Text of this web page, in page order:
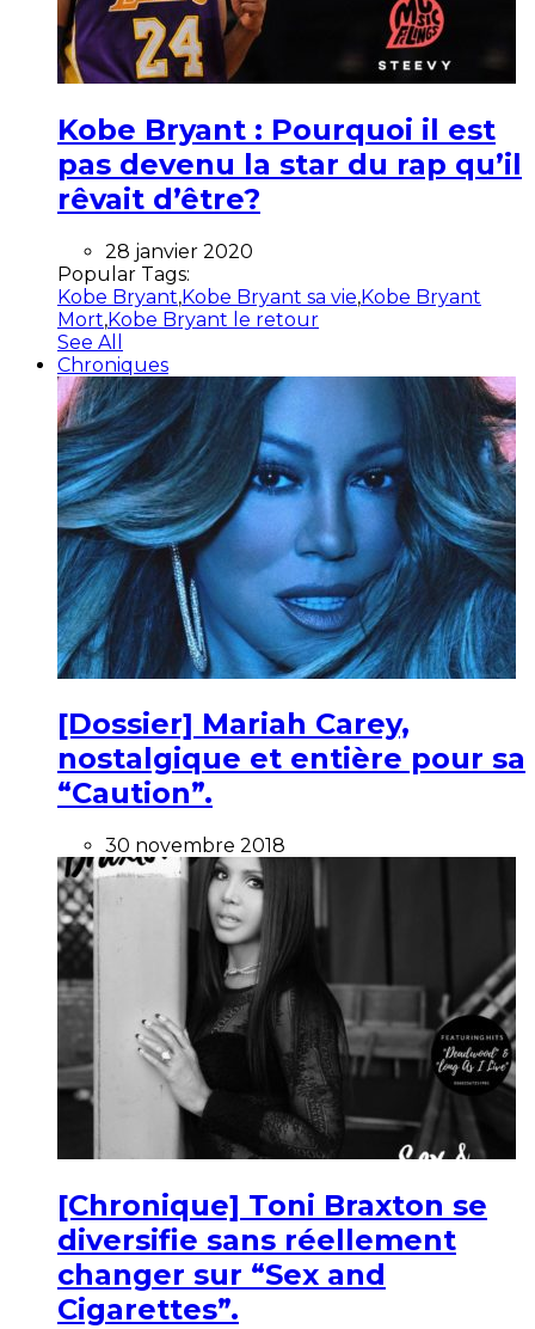
Kobe Bryant : Pourquoi il est
pas devenu la star du rap qu’il
rêvait d’être?
28 janvier 2020
Popular Tags:
Kobe Bryant,Kobe Bryant sa vie,Kobe Bryant
Mort,Kobe Bryant le retour
See All
Chroniques
[Dossier] Mariah Carey,
nostalgique et entière pour sa
“Caution”.
30 novembre 2018
[Chronique] Toni Braxton se
diversifie sans réellement
changer sur “Sex and
Cigarettes”.